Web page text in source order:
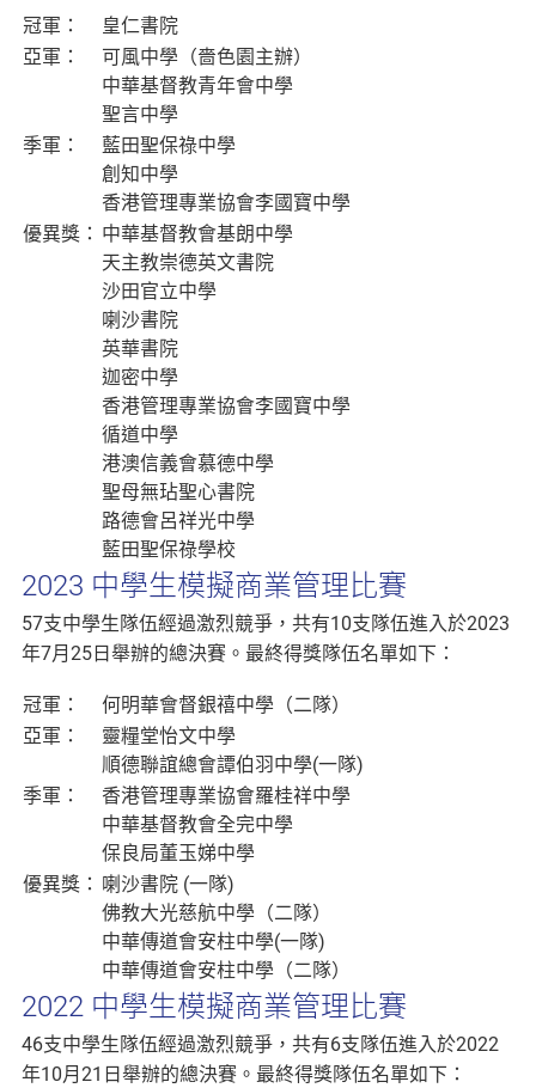
冠軍：
皇仁書院
亞軍：
可風中學（嗇色園主辦）
中華基督教青年會中學
聖言中學
季軍：
藍田聖保祿中學
創知中學
香港管理專業協會李國寶中學
優異獎： 中華基督教會基朗中學
天主教崇德英文書院
沙田官立中學
喇沙書院
英華書院
迦密中學
香港管理專業協會李國寶中學
循道中學
港澳信義會慕德中學
聖母無玷聖心書院
路德會呂祥光中學
藍田聖保祿學校
2023 中學生模擬商業管理比賽
57支中學生隊伍經過激烈競爭，共有10支隊伍進入於2023
年7月25日舉辦的總決賽。最終得獎隊伍名單如下：
冠軍：
何明華會督銀禧中學（二隊）
亞軍：
靈糧堂怡文中學
順德聯誼總會譚伯羽中學(一隊)
季軍：
香港管理專業協會羅桂祥中學
中華基督教會全完中學
保良局董玉娣中學
優異獎： 喇沙書院 (一隊)
佛教大光慈航中學（二隊）
中華傳道會安柱中學(一隊)
中華傳道會安柱中學（二隊）
2022 中學生模擬商業管理比賽
46支中學生隊伍經過激烈競爭，共有6支隊伍進入於2022
年10月21日舉辦的總決賽。最終得獎隊伍名單如下：